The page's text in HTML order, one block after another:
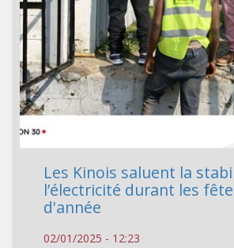
Les Kinois saluent la
l’électricité durant les
d'année
02/01/2025 - 12:23